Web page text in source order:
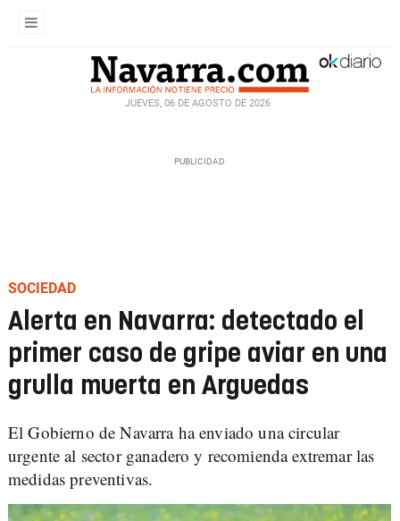
JUEVES, 06 DE AGOSTO DE 2026
SOCIEDAD
Alerta en Navarra: detectado el
primer caso de gripe aviar en una
grulla muerta en Arguedas
El Gobierno de Navarra ha enviado una circular
urgente al sector ganadero y recomienda extremar las
medidas preventivas.